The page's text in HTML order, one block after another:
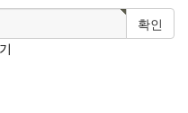
확인